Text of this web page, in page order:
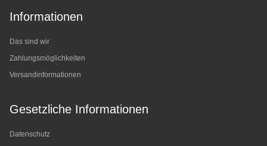
Informationen
Das sind wir
Zahlungsmöglichkeiten
Versandinformationen
Gesetzliche Informationen
Datenschutz